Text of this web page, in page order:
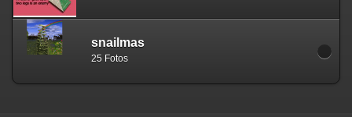
snailmas
25 Fotos